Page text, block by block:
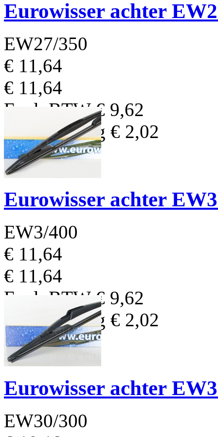
Eurowisser achter
EW27/350
€ 11,64
€ 11,64
Excl. BTW€ 9,62
BTW Bedrag € 2,02
Eurowisser achter
EW3/400
€ 11,64
€ 11,64
Excl. BTW€ 9,62
BTW Bedrag € 2,02
Eurowisser achter
EW30/300